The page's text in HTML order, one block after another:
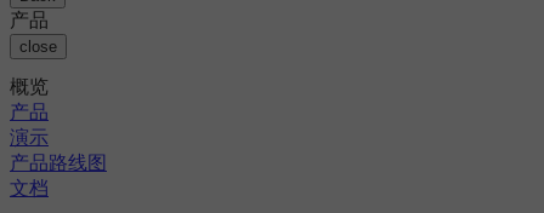
Bitbucket
AWS
GCP
Azure
Kubernetes
企业
中小企业
初创公司
活动
开源
CircleCI 与 Bitrise
职业机会
合作伙伴
新闻中心
产品
close
概览
产品
演示
产品路线图
文档